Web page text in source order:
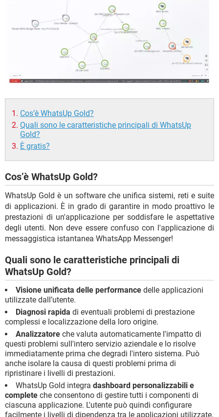
Cos’è WhatsUp Gold?
Quali sono le caratteristiche principali di WhatsUp
Gold?
È gratis?
Cos’è WhatsUp Gold?
WhatsUp Gold è un software che unifica sistemi, reti e suite
di applicazioni. È in grado di garantire in modo proattivo le
prestazioni di un'applicazione per soddisfare le aspettative
degli utenti. Non deve essere confuso con l'applicazione di
messaggistica istantanea WhatsApp Messenger!
Quali sono le caratteristiche principali di
WhatsUp Gold?
Visione unificata delle performance delle applicazioni
utilizzate dall’utente.
Diagnosi rapida di eventuali problemi di prestazione
complessi e localizzazione della loro origine.
Analizzatore che valuta automaticamente l'impatto di
questi problemi sull'intero servizio aziendale e lo risolve
immediatamente prima che degradi l'intero sistema. Può
anche isolare la causa di questi problemi prima di
ripristinare i livelli di prestazioni.
WhatsUp Gold integra dashboard personalizzabili e
complete che consentono di gestire tutti i componenti di
ciascuna applicazione. L'utente può quindi configurare
facilmente i livelli di dipendenza tra le applicazioni utilizzate.